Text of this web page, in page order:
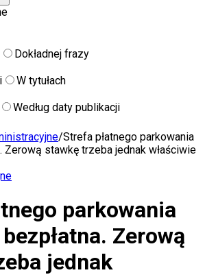
Dokładnej frazy
W tytułach
Według daty publikacji
/Strefa płatnego parkowania
Zerową stawkę trzeba jednak właściwie
parkowania
Zerową
jednak